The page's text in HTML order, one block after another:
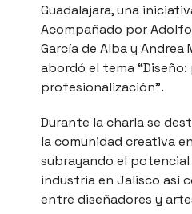
Guadalajara, una
Acompañado por Adolfo
García de Alba y Andrea
abordó el tema
profesionalización”.
Durante la charla se
la comunidad creativa
subrayando el potencial
industria en Jalisco así
entre diseñadores y